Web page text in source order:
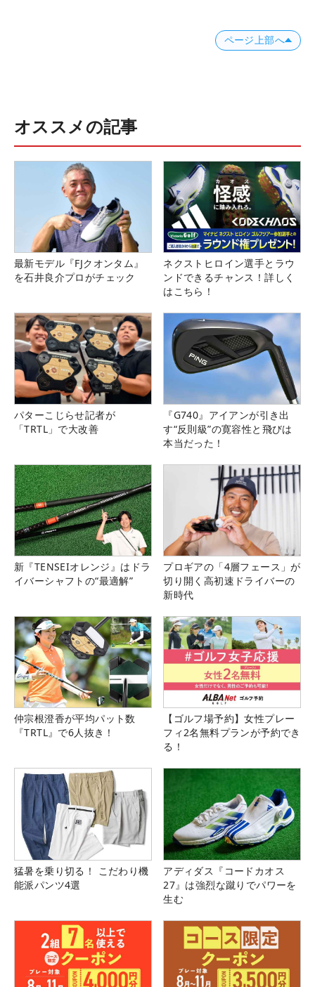
ページ上部へ
オススメの記事
最新モデル『FJクオンタム』
を石井良介プロがチェック
ネクストヒロイン選手とラウ
ンドできるチャンス！詳しく
はこちら！
パターこじらせ記者が
「TRTL」で大改善
『G740』アイアンが引き出
す“反則級”の寛容性と飛びは
本当だった！
新『TENSEIオレンジ』はドラ
イバーシャフトの“最適解”
プロギアの「4層フェース」が
切り開く高初速ドライバーの
新時代
仲宗根澄香が平均パット数
『TRTL』で6人抜き！
【ゴルフ場予約】女性プレー
フィ2名無料プランが予約でき
る！
猛暑を乗り切る！ こだわり機
能派パンツ4選
アディダス『コードカオス
27』は強烈な蹴りでパワーを
生む